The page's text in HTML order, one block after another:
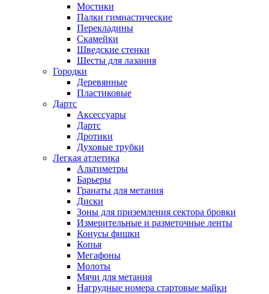
Мостики
Палки гимнастические
Перекладины
Скамейки
Шведские стенки
Шесты для лазания
Городки
Деревянные
Пластиковые
Дартс
Аксессуары
Дартс
Дротики
Духовые трубки
Легкая атлетика
Альтиметры
Барьеры
Гранаты для метания
Диски
Зоны для приземления сектора бровки
Измерительные и разметочные ленты
Конусы фишки
Копья
Мегафоны
Молоты
Мячи для метания
Нагрудные номера стартовые майки